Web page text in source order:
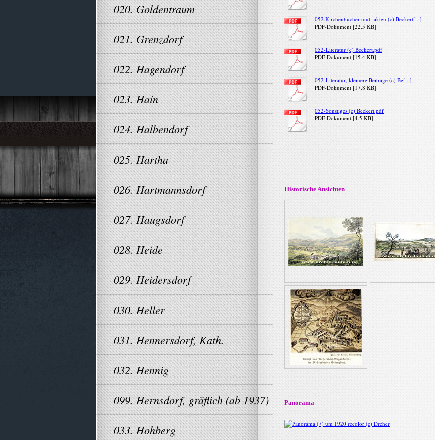
020. Goldentraum
021. Grenzdorf
022. Hagendorf
023. Hain
024. Halbendorf
025. Hartha
026. Hartmannsdorf
027. Haugsdorf
028. Heide
029. Heidersdorf
030. Heller
031. Hennersdorf, Kath.
032. Hennig
099. Hernsdorf, gräflich (ab 1937)
033. Hohberg
052.Kirchenbücher und -akten (c) Beckert[...]
PDF-Dokument [22.5 KB]
052-Literatur (c) Beckert.pdf
PDF-Dokument [15.4 KB]
052-Literatur, kleinere Beiträge (c) Be[...]
PDF-Dokument [17.8 KB]
052-Sonstiges (c) Beckert.pdf
PDF-Dokument [4.5 KB]
Historische Ansichten
Panorama